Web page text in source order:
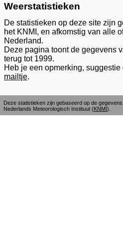
Weerstatistieken
De statistieken op deze site zijn
het KNMI, en afkomstig van alle
Nederland.
Deze pagina toont de gegevens
terug tot 1999.
Heb je een opmerking,
mailtje.
Deze statistieken zijn gebaseerd op de
Nederlands Meteorologisch Instituut (KNMI).